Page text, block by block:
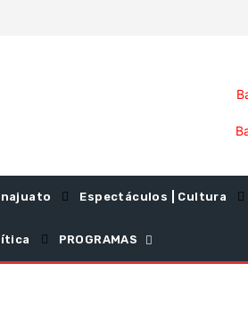
Espectáculos | Cultura
PROGRAMAS